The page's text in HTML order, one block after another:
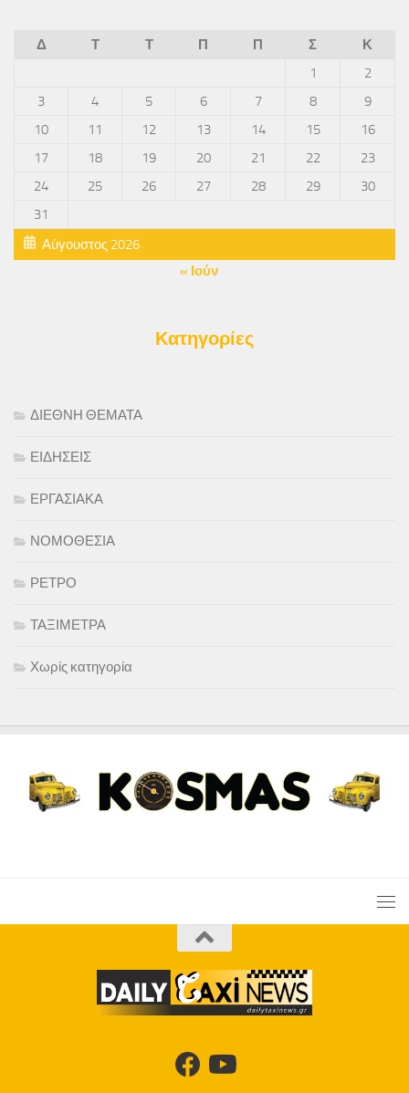
Αύγουστος 2026
Δ Τ Τ Π Π Σ
Κ
1
2
3
4 5 6 7 8
9
10
11 12 13 14 15
16
17
18 19 20 21 22
23
24
25 26 27 28 29
30
31
« Ιούν
Κατηγορίες
ΔΙΕΘΝΗ ΘΕΜΑΤΑ
ΕΙΔΗΣΕΙΣ
ΕΡΓΑΣΙΑΚΑ
ΝΟΜΟΘΕΣΙΑ
ΡΕΤΡΟ
ΤΑΞΙΜΕΤΡΑ
Χωρίς κατηγορία